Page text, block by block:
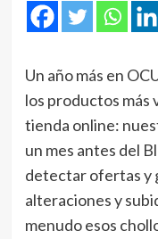
Un año más en
los productos más
tienda online:
un mes antes del
detectar ofertas y
alteraciones y
menudo esos